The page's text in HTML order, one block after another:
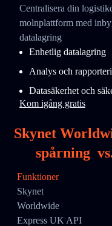
Centralisera din
molnplattform med
datalagring
Enhetlig datalagring
Analys och
Datasäkerhet och
Kom igång gratis
Skynet
spårning
Funktioner
Skynet
Worldwide
Express UK API